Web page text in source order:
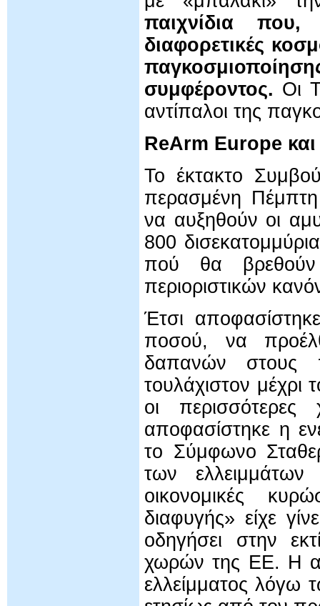
παιχνίδια
διαφορετικές
συμφέροντος. Οι
αντίπαλοι της
ReArm Europe
Το έκτακτο
περασμένη
να αυξηθούν οι
800
πού θα
περιοριστικών
Έτσι
ποσού, να
δαπανών στους
τουλάχιστον
οι περισσότερες
αποφασίστηκε η
το Σύμφωνο
των
οικονομικές
διαφυγής» είχε
οδηγήσει στην
χωρών της ΕΕ. Η
ελλείμματος λόγω